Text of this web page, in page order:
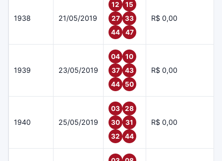
1938 21/05/2019
12
15
27
33
44
47
R$ 0,00
1939 23/05/2019
04
10
37
43
44
50
R$ 0,00
1940 25/05/2019
03
28
30
31
32
44
R$ 0,00